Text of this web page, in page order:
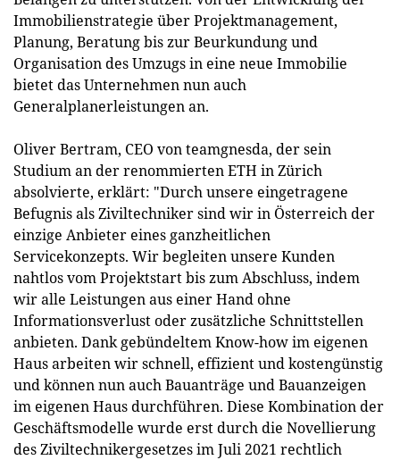
Immobilienstrategie über Projektmanagement,
Planung, Beratung bis zur Beurkundung und
Organisation des Umzugs in eine neue Immobilie
bietet das Unternehmen nun auch
Generalplanerleistungen an.
Oliver Bertram, CEO von teamgnesda, der sein
Studium an der renommierten ETH in Zürich
absolvierte, erklärt: "Durch unsere eingetragene
Befugnis als Ziviltechniker sind wir in Österreich der
einzige Anbieter eines ganzheitlichen
Servicekonzepts. Wir begleiten unsere Kunden
nahtlos vom Projektstart bis zum Abschluss, indem
wir alle Leistungen aus einer Hand ohne
Informationsverlust oder zusätzliche Schnittstellen
anbieten. Dank gebündeltem Know-how im eigenen
Haus arbeiten wir schnell, effizient und kostengünstig
und können nun auch Bauanträge und Bauanzeigen
im eigenen Haus durchführen. Diese Kombination der
Geschäftsmodelle wurde erst durch die Novellierung
des Ziviltechnikergesetzes im Juli 2021 rechtlich